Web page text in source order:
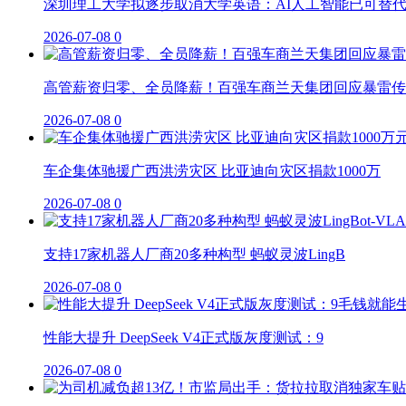
深圳理工大学拟逐步取消大学英语：AI人工智能已可替代
2026-07-08 0
高管薪资归零、全员降薪！百强车商兰天集团回应暴雷
2026-07-08 0
车企集体驰援广西洪涝灾区 比亚迪向灾区捐款1000万
2026-07-08 0
支持17家机器人厂商20多种构型 蚂蚁灵波LingB
2026-07-08 0
性能大提升 DeepSeek V4正式版灰度测试：9
2026-07-08 0